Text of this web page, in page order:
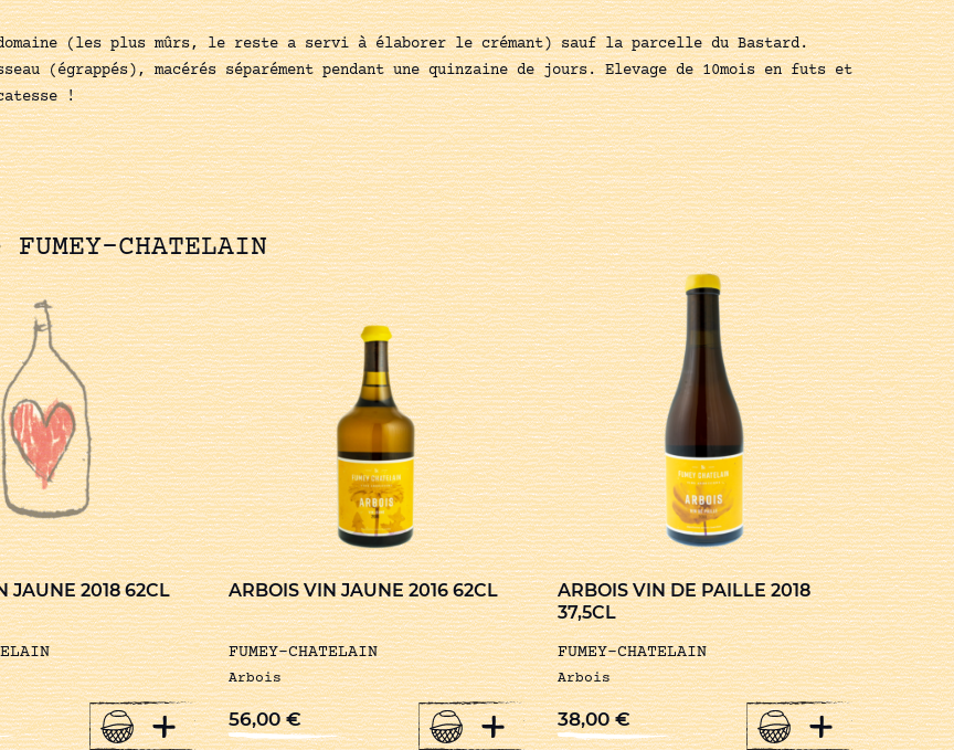
(les plus mûrs, le reste a servi à élaborer le crémant) sauf la parcelle du Bastard.
(égrappés), macérés séparément pendant une quinzaine de jours. Elevage de 10mois en futs et
!
CHATELAIN
JAUNE 2018 62CL
+
ARBOIS VIN JAUNE 2016 62CL
FUMEY-CHATELAIN
Arbois
56,00€ +
ARBOIS VIN DE PAILLE 2018
37,5CL
FUMEY-CHATELAIN
Arbois
38,00€ +